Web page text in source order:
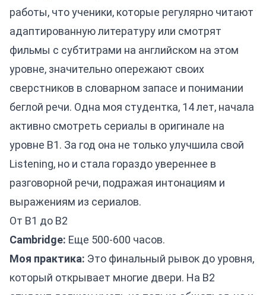
работы, что ученики, которые регулярно читают
адаптированную литературу или смотрят
фильмы с субтитрами на английском на этом
уровне, значительно опережают своих
сверстников в словарном запасе и понимании
беглой речи. Одна моя студентка, 14 лет, начала
активно смотреть сериалы в оригинале на
уровне B1. За год она не только улучшила свой
Listening, но и стала гораздо увереннее в
разговорной речи, подражая интонациям и
выражениям из сериалов.
От B1 до B2
Cambridge: Еще 500-600 часов.
Моя практика: Это финальный рывок до уровня,
который открывает многие двери. На B2